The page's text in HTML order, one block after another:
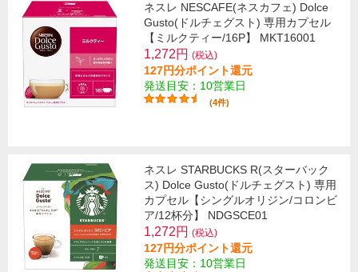
ネスレ NESCAFE(ネスカフェ) Dolce
Gusto(ドルチェグスト) 専用カプセル
【ミルクティー/16P】 MKT16001
1,272円 (税込)
127円分ポイント還元
発送目安：10営業日
(4件)
ネスレ STARBUCKS R(スターバック
ス) Dolce Gusto(ドルチェグスト) 専用
カプセル【シングルオリジン/コロンビ
ア/12杯分】 NDGSCE01
1,272円 (税込)
127円分ポイント還元
発送目安：10営業日